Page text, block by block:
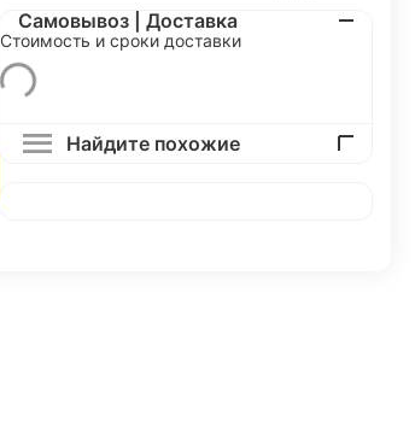
Самовывоз | Доставка
Стоимость и сроки доставки
Найдите похожие